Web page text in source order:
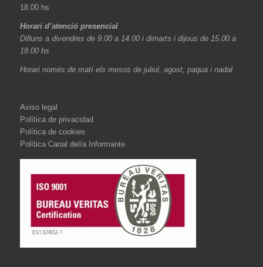
18.00 hs
Horari d’atenció presencial
Dilluns a divendres de 9.00 a 14.00 i dimarts i dijous de 15.00 a
18.00 hs
Horari només de matí els mesos de juliol, agost, paqua i nadal
Aviso legal
Política de privacidad
Política de cookies
Política Canal del/a Informante